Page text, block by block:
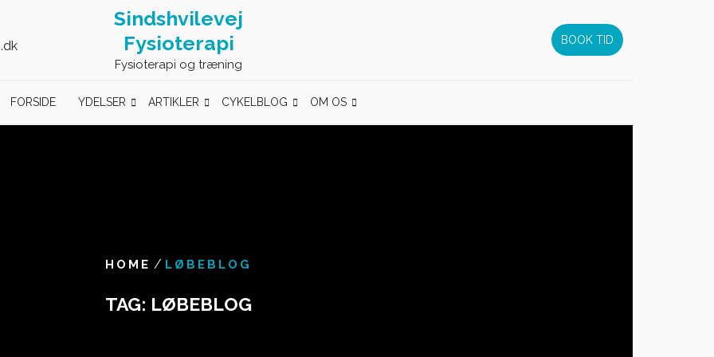
Sindshvilevej
Fysioterapi
Fysioterapi og træning
BOOK TID
FORSIDE YDELSER ARTIKLER CYKELBLOG OM OS
HOME / LØBEBLOG
TAG: LØBEBLOG